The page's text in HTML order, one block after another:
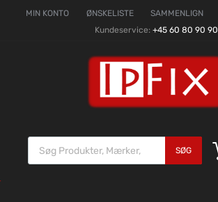
MIN KONTO ØNSKELISTE SAMMENLIGN
Kundeservice: +45 60 80 90 90
SØG